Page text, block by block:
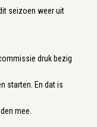
seizoen weer uit
druk bezig
starten. En dat is
mee.